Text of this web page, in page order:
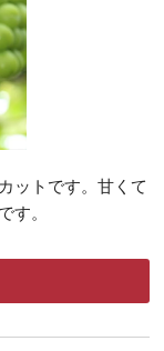
ットです。甘くて
す。